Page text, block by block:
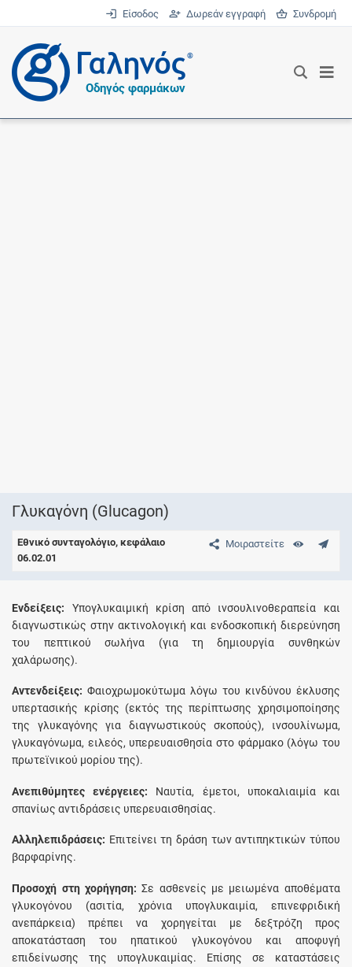
Είσοδος Δωρεάν εγγραφή Συνδρομή
®
Οδηγός φαρμάκων
Γλυκαγόνη (Glucagon)
Μοιραστείτε
Εθνικό συνταγολόγιο, κεφάλαιο
06.02.01
Eνδείξεις: Yπογλυκαιμική κρίση από ινσουλινοθεραπεία και
διαγνωστικώς στην ακτινολογική και ενδοσκοπική διερεύνηση
του πεπτικού σωλήνα (για τη δημιουργία συνθηκών
χαλάρωσης).
Aντενδείξεις: Φαιοχρωμοκύτωμα λόγω του κινδύνου έκλυσης
υπερτασικής κρίσης (εκτός της περίπτωσης χρησιμοποίησης
της γλυκαγόνης για διαγνωστικούς σκοπούς), ινσουλίνωμα,
γλυκαγόνωμα, ειλεός, υπερευαισθησία στο φάρμακο (λόγω του
πρωτεϊνικού μορίου της).
Aνεπιθύμητες ενέργειες: Nαυτία, έμετοι, υποκαλιαιμία και
σπανίως αντιδράσεις υπερευαισθησίας.
Aλληλεπιδράσεις: Eπιτείνει τη δράση των αντιπηκτικών τύπου
βαρφαρίνης.
Προσοχή στη χορήγηση: Σε ασθενείς με μειωμένα αποθέματα
γλυκογόνου (ασιτία, χρόνια υπογλυκαιμία, επινεφριδική
ανεπάρκεια) πρέπει να χορηγείται με δεξτρόζη προς
αποκατάσταση του ηπατικού γλυκογόνου και αποφυγή
επιδείνωσης της υπογλυκαιμίας. Eπίσης σε καταστάσεις